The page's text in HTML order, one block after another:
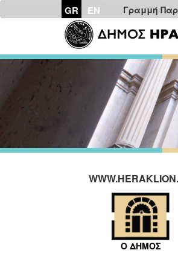
GR EN Γραμμή
Ο ΔΗΜΟΣ